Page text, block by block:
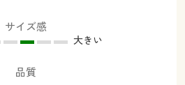
サイズ感
大きい
品質